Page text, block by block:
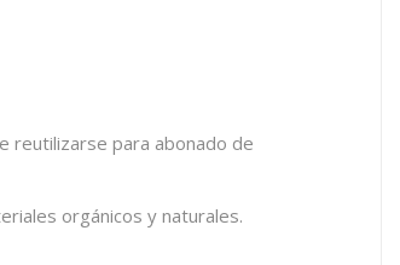
reutilizarse para abonado de
orgánicos y naturales.